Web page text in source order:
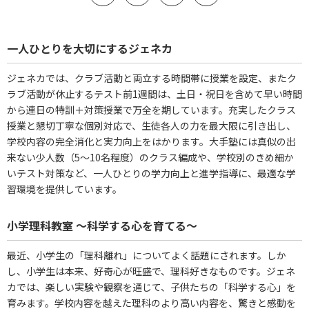
一人ひとりを大切にするジェネカ
ジェネカでは、クラブ活動と両立する時間帯に授業を設定、またク
ラブ活動が休止するテスト前1週間は、土日・祝日を含めて早い時間
から連日の特訓＋対策授業で万全を期しています。充実したクラス
授業と懇切丁寧な個別対応で、生徒各人の力を最大限に引き出し、
学校内容の完全消化と実力向上をはかります。大手塾には真似の出
来ない少人数（5～10名程度）のクラス編成や、学校別のきめ細か
いテスト対策など、一人ひとりの学力向上と進学指導に、最適な学
習環境を提供しています。
小学理科教室 ～科学する心を育てる～
最近、小学生の「理科離れ」についてよく話題にされます。しか
し、小学生は本来、好奇心が旺盛で、理科好きなものです。ジェネ
カでは、楽しい実験や観察を通じて、子供たちの「科学する心」を
育みます。学校内容を越えた理科のより高い内容を、驚きと感動を